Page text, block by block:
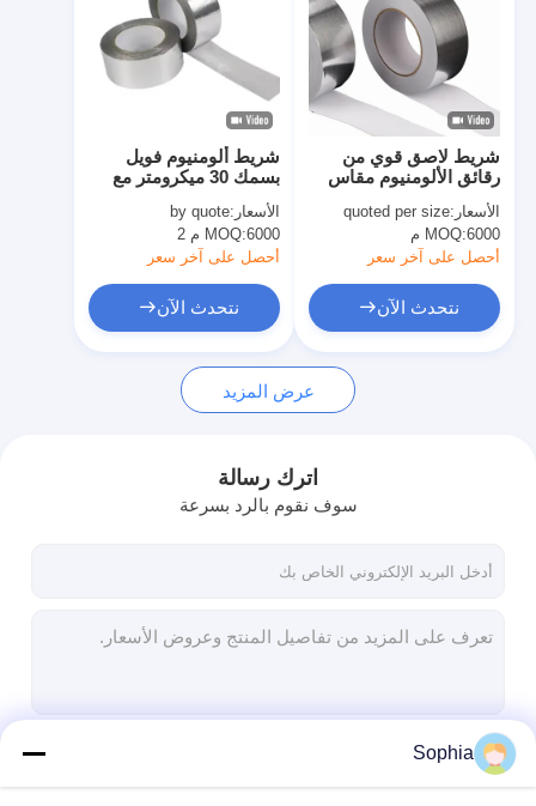
شريط لاصق مزدوج الجوانب
الشريط اللاصق PET
صب الاستثمار الدقيق
لوح العزل الكهربائي
شريط ألومنيوم فويل
بسمك 30 ميكرومتر مع
لإحكام إغلاق أنظمة
التدفئة والتهوية وتكييف
الأسعار:by quote
MOQ:6000 م 2
أحصل على آخر سعر
نتحدث الآن
شريط لاصق قوي من
رقائق الألومنيوم مقاس
الأسعار:quoted per size
MOQ:6000 م
أحصل على آخر سعر
نتحدث الآن
عرض المزيد
اترك رسالة
سوف نقوم بالرد بسرعة
Sophia